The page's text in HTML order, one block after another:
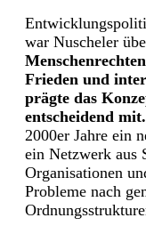
war Nuscheler
Frieden und
prägte das
entscheidend mit.
2000er Jahre ein
ein Netzwerk aus
Organisationen
Probleme nach